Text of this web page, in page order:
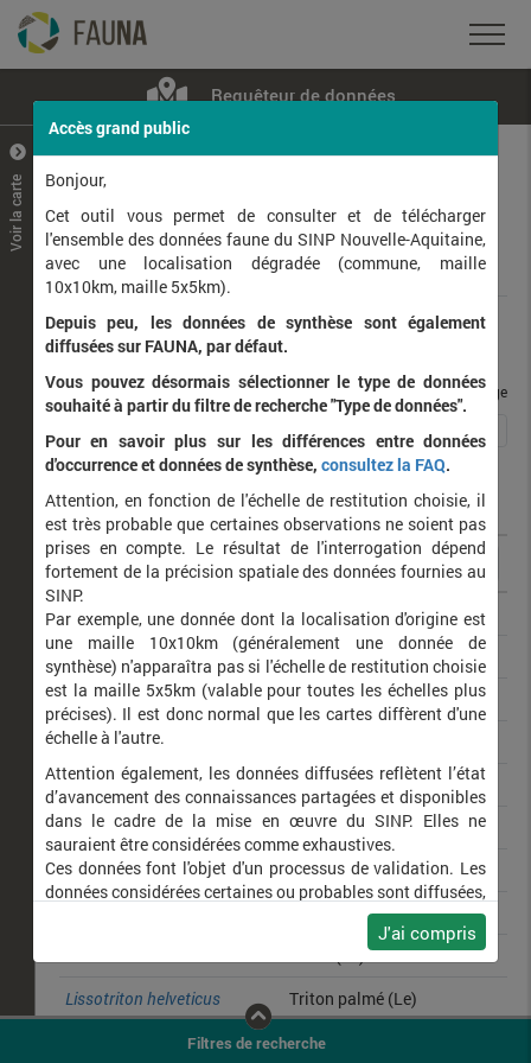
Requêteur de données
+
–
Voir la carte
Données
Rang taxonomique :
Affichage de1à 25sur 101
taxons / page
4
Nom latin Nom vernaculaire
Salamandra salamandra
Salamandre tachetée (La)
Bufo spinosus
Crapaud épineux (Le)
Polyommatus icarus
Azuré de la Bugrane (L')
Maniola jurtina
Parus major
Mésange charbonnière
Rana dalmatina
Grenouille agile (La)
Thymelicus sylvestris
Hespérie de la Houque (L')
Demi-Deuil (Le)
Lissotriton helveticus
Triton palmé (Le)
Ochlodes sylvanus
Sylvaine (La)
Filtres de recherche
Accès grand public
Bonjour,
Cet outil vous permet de consulter et de télécharger
l'ensemble des données faune du SINP Nouvelle-Aquitaine,
avec une localisation dégradée (commune, maille
10x10km, maille 5x5km).
Depuis peu, les données de synthèse sont également
diffusées sur FAUNA, par défaut.
Vous pouvez désormais sélectionner le type de données
souhaité à partir du filtre de recherche "Type de données".
Pour en savoir plus sur les différences entre données
d'occurrence et données de synthèse, consultez la FAQ.
Attention, en fonction de l'échelle de restitution choisie, il
est très probable que certaines observations ne soient pas
prises en compte. Le résultat de l'interrogation dépend
fortement de la précision spatiale des données fournies au
SINP.
Par exemple, une donnée dont la localisation d'origine est
une maille 10x10km (généralement une donnée de
synthèse) n'apparaîtra pas si l'échelle de restitution choisie
est la maille 5x5km (valable pour toutes les échelles plus
précises). Il est donc normal que les cartes diffèrent d'une
échelle à l'autre.
Attention également, les données diffusées reflètent l’état
d’avancement des connaissances partagées et disponibles
dans le cadre de la mise en œuvre du SINP. Elles ne
sauraient être considérées comme exhaustives.
Ces données font l'objet d'un processus de validation. Les
données considérées certaines ou probables sont diffusées,
ainsi que celles pour lesquelles la méthode n'est pas
J'ai compris